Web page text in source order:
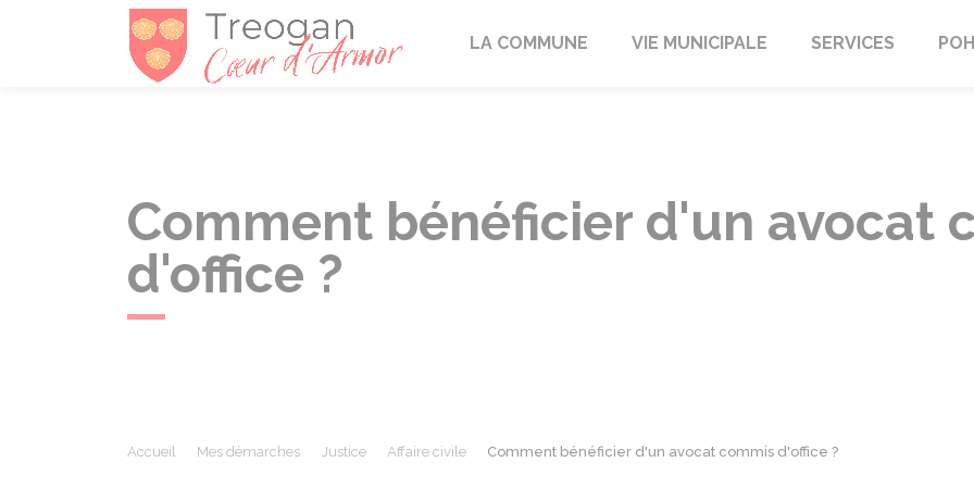
TréoganLA COMMUNE VIE MUNICIPALE SERVICES
Comment bénéficier d'un avocat
d'office ?
Accueil Mes démarches Justice Affaire civile Comment bénéficier d'un avocat commis d'office ?